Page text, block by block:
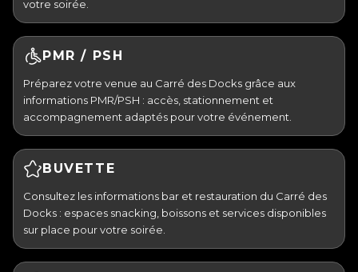
votre soirée.
PMR / PSH
Préparez votre venue au Carré des Docks grâce aux
informations PMR/PSH : accès, stationnement et
accompagnement adaptés pour votre événement.
BUVETTE
Consultez les informations bar et restauration du Carré des
Docks : espaces snacking, boissons et services disponibles
sur place pour votre soirée.